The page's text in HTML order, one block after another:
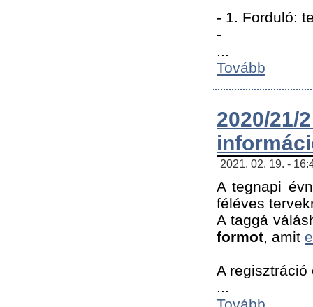
- 1. Forduló:
-
...
Tovább
2020/
2021. 02. 19. -
A tegnapi
féléves
A taggá
formot, amit
A
...